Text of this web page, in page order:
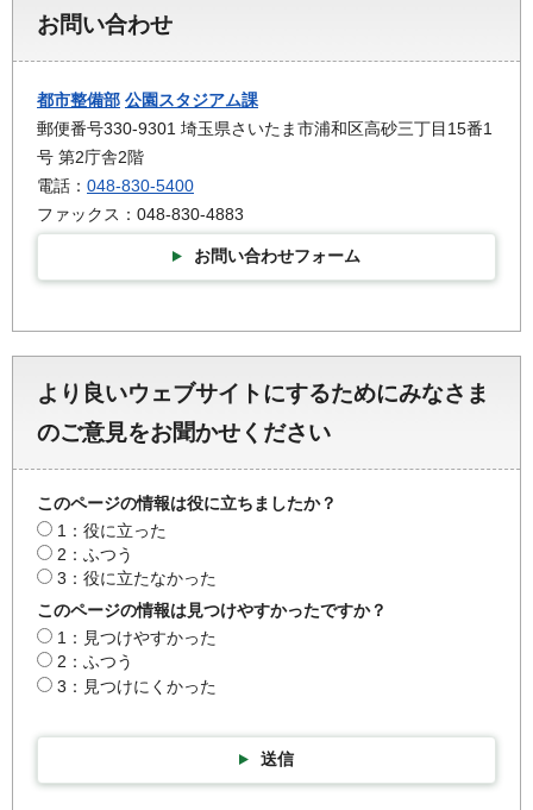
お問い合わせ
都市整備部 公園スタジアム課
郵便番号330-9301 埼玉県さいたま市浦和区高砂三丁目15番1
号 第2庁舎2階
電話： 048-830-5400
ファックス：048-830-4883
お問い合わせフォーム
より良いウェブサイトにするためにみなさま
のご意見をお聞かせください
このページの情報は役に立ちましたか？
1：役に立った
2：ふつう
3：役に立たなかった
このページの情報は見つけやすかったですか？
1：見つけやすかった
2：ふつう
3：見つけにくかった
送信